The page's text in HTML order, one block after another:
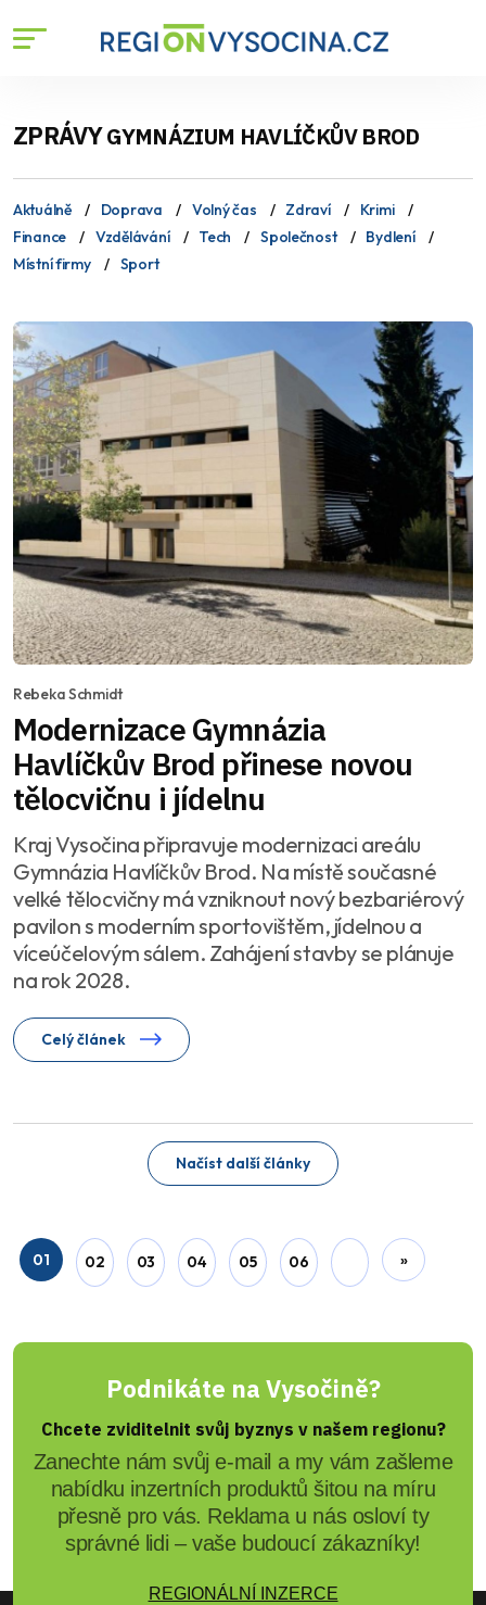
ZPRÁVYGYMNÁZIUM HAVLÍČKŮV BROD
Aktuálně Doprava Volný čas Zdraví
Krimi
Finance
Vzdělávání Tech Společnost
Bydlení
Místní firmy
Sport
Rebeka Schmidt
Modernizace Gymnázia
Havlíčkův Brod přinese novou
tělocvičnu i jídelnu
Kraj Vysočina připravuje modernizaci areálu
Gymnázia Havlíčkův Brod. Na místě současné
velké tělocvičny má vzniknout nový bezbariérový
pavilon s moderním sportovištěm, jídelnou a
víceúčelovým sálem. Zahájení stavby se plánuje
na rok 2028.
Celý článek
Načíst další články
01 02 03 04 05 06 »
Podnikáte na Vysočině?
Chcete zviditelnit svůj byznys v našem regionu?
Zanechte nám svůj e-mail a my vám zašleme
nabídku inzertních produktů šitou na míru
přesně pro vás. Reklama u nás osloví ty
správné lidi – vaše budoucí zákazníky!
REGIONÁLNÍ INZERCE